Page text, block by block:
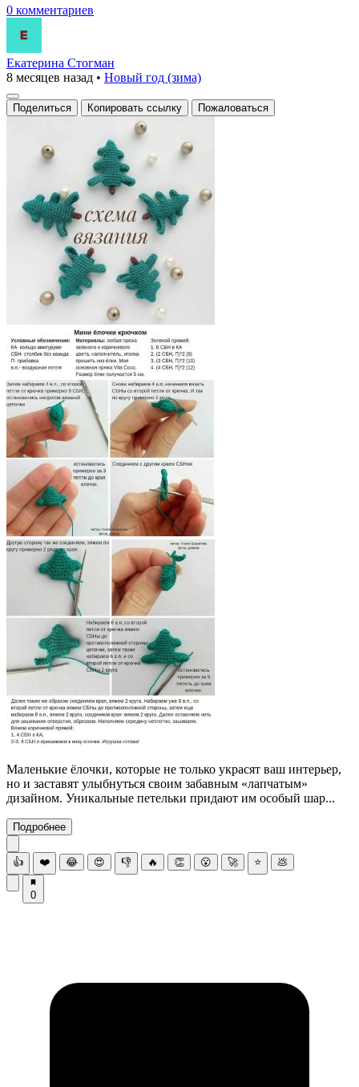
0 комментариев
Екатерина Стогман
8 месяцев назад • Новый год (зима)
Поделиться Копировать ссылку Пожаловаться
Маленькие ёлочки, которые не только украсят ваш интерьер,
но и заставят улыбнуться своим забавным «лапчатым»
дизайном. Уникальные петельки придают им особый шар...
Подробнее
👍 ❤️ 😂 😍 👎 🔥 👏 😮 🚀 ⭐ 💩
0